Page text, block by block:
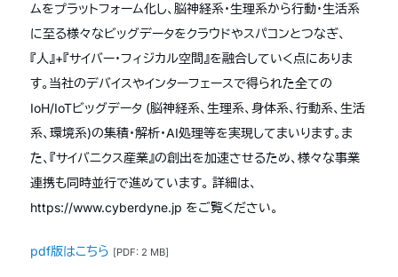
ムをプラットフォーム化し、脳神経系・生理系から行動・生活系
に至る様々なビッグデータをクラウドやスパコンとつなぎ、
『人』+『サイバー・フィジカル空間』を融合していく点にありま
す。当社のデバイスやインターフェースで得られた全ての
IoH/IoTビッグデータ (脳神経系、生理系、身体系、行動系、生活
系、環境系)の集積・解析・AI処理等を実現してまいります。ま
た、『サイバニクス産業』の創出を加速させるため、様々な事業
連携も同時並行で進めています。 詳細は、
https://www.cyberdyne.jp をご覧ください。
pdf版はこちら [PDF: 2 MB]